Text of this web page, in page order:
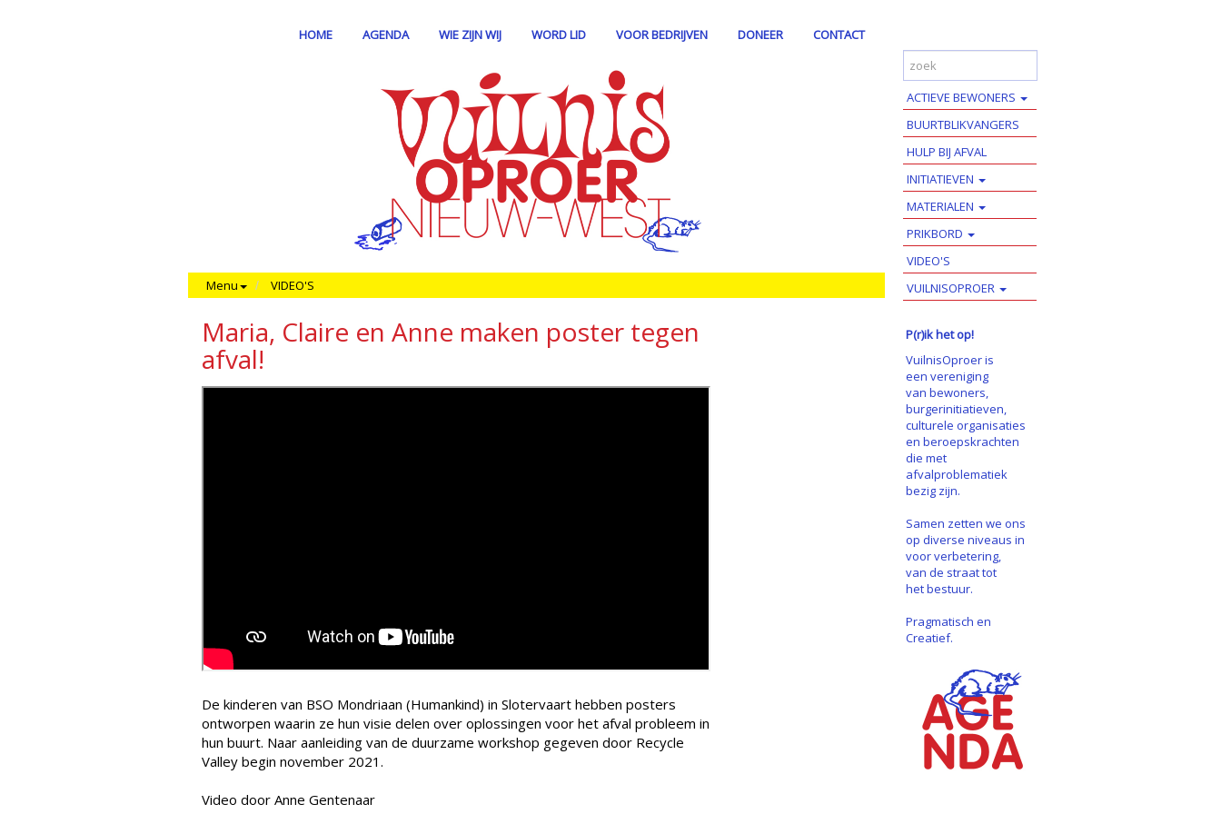
HOME AGENDA WIE ZIJN WIJ WORD LID VOOR BEDRIJVEN DONEER CONTACT
Menu VIDEO'S
Maria, Claire en Anne maken poster tegen
afval!
De kinderen van BSO Mondriaan (Humankind) in Slotervaart hebben posters
ontworpen waarin ze hun visie delen over oplossingen voor het afval probleem in
hun buurt. Naar aanleiding van de duurzame workshop gegeven door Recycle
Valley begin november 2021.
Video door Anne Gentenaar
ACTIEVE BEWONERS
BUURTBLIKVANGERS
HULP BIJ AFVAL
INITIATIEVEN
MATERIALEN
PRIKBORD
VIDEO'S
VUILNISOPROER
P(r)ik het op!
VuilnisOproer is
een vereniging
van bewoners,
burgerinitiatieven,
culturele organisaties
en beroepskrachten
die met
afvalproblematiek
bezig zijn.
Samen zetten we ons
op diverse niveaus in
voor verbetering,
van de straat tot
het bestuur.
Pragmatisch en
Creatief.